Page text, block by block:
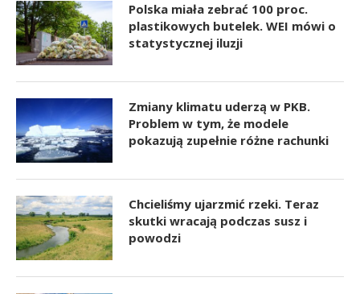
Polska miała zebrać 100 proc.
plastikowych butelek. WEI mówi o
statystycznej iluzji
Zmiany klimatu uderzą w PKB.
Problem w tym, że modele
pokazują zupełnie różne rachunki
Chcieliśmy ujarzmić rzeki. Teraz
skutki wracają podczas susz i
powodzi